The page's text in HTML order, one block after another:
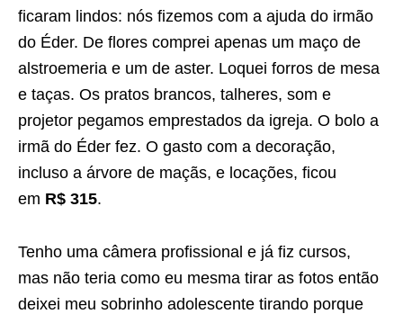
ficaram lindos: nós fizemos com a ajuda do irmão
do Éder. De flores comprei apenas um maço de
alstroemeria e um de aster. Loquei forros de mesa
e taças. Os pratos brancos, talheres, som e
projetor pegamos emprestados da igreja. O bolo a
irmã do Éder fez. O gasto com a decoração,
incluso a árvore de maçãs, e locações, ficou
em R$ 315.
Tenho uma câmera profissional e já fiz cursos,
mas não teria como eu mesma tirar as fotos então
deixei meu sobrinho adolescente tirando porque